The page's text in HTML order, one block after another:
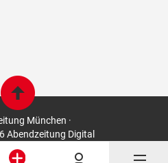
München ·
Abendzeitung Digital